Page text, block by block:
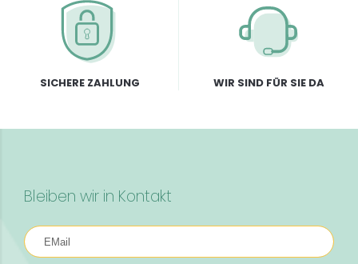
SICHERE ZAHLUNG WIR SIND FÜR SIE DA
Bleiben wir in Kontakt